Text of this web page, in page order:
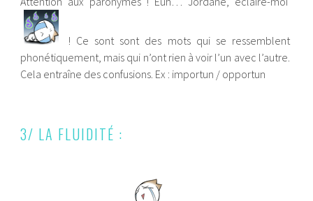
! Ce sont sont des mots qui se ressemblent
phonétiquement, mais qui n’ont rien à voir l’un avec l’autre.
Cela entraîne des confusions. Ex : importun / opportun
3/ LA FLUIDITÉ :